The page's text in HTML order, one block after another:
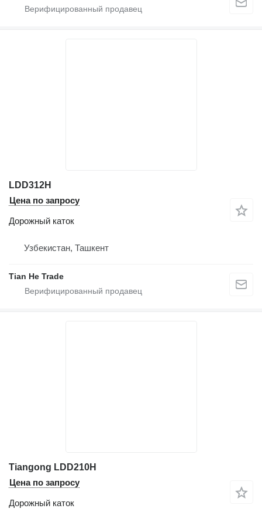
LDD312H
Цена по запросу
Дорожный каток
Узбекистан, Ташкент
Tian He Trade
Tiangong LDD210H
Цена по запросу
Дорожный каток